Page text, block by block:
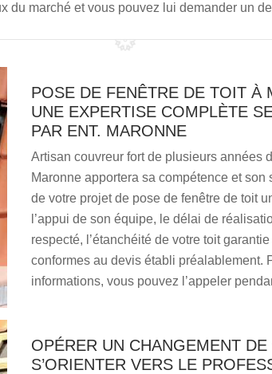
du marché et vous pouvez lui demander un
POSE DE FENÊTRE DE TOIT À
UNE EXPERTISE COMPLÈTE
PAR ENT. MARONNE
Artisan couvreur fort de plusieurs années
Maronne apportera sa compétence et son
de votre projet de pose de fenêtre de toit
l’appui de son équipe, le délai de
respecté, l’étanchéité de votre toit
conformes au devis établi préalablement.
informations, vous pouvez l’appeler
OPÉRER UN CHANGEMENT DE
S’ORIENTER VERS LE